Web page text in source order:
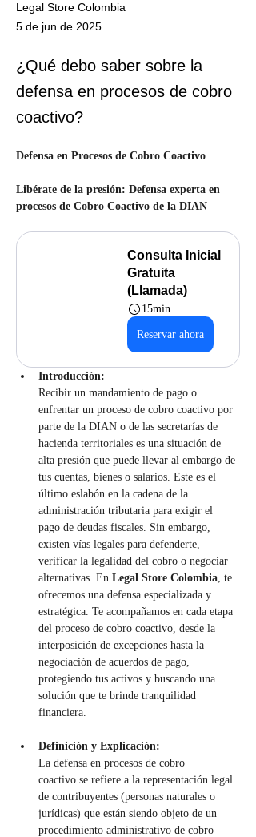
Legal Store Colombia
5 de jun de 2025
¿Qué debo saber sobre la
defensa en procesos de cobro
coactivo?
Defensa en Procesos de Cobro Coactivo
Libérate de la presión: Defensa experta en
procesos de Cobro Coactivo de la DIAN
Consulta Inicial
Gratuita
(Llamada)
15min
Reservar ahora
Introducción:
Recibir un mandamiento de pago o
enfrentar un proceso de cobro coactivo por
parte de la DIAN o de las secretarías de
hacienda territoriales es una situación de
alta presión que puede llevar al embargo de
tus cuentas, bienes o salarios. Este es el
último eslabón en la cadena de la
administración tributaria para exigir el
pago de deudas fiscales. Sin embargo,
existen vías legales para defenderte,
verificar la legalidad del cobro o negociar
alternativas. En Legal Store Colombia, te
ofrecemos una defensa especializada y
estratégica. Te acompañamos en cada etapa
del proceso de cobro coactivo, desde la
interposición de excepciones hasta la
negociación de acuerdos de pago,
protegiendo tus activos y buscando una
solución que te brinde tranquilidad
financiera.
Definición y Explicación:
La defensa en procesos de cobro
coactivo se refiere a la representación legal
de contribuyentes (personas naturales o
jurídicas) que están siendo objeto de un
procedimiento administrativo de cobro